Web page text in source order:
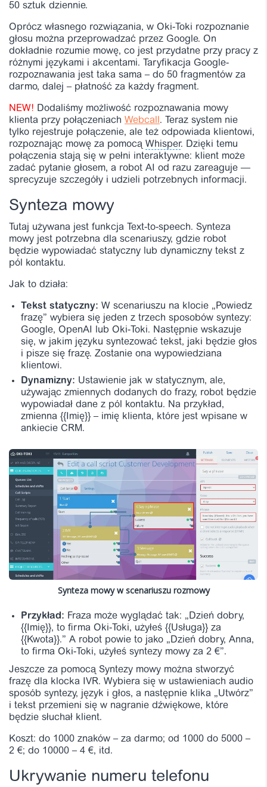
50 sztuk dziennie.
Oprócz własnego rozwiązania, w Oki-Toki rozpoznanie
głosu można przeprowadzać przez Google. On
dokładnie rozumie mowę, co jest przydatne przy pracy z
różnymi językami i akcentami. Taryfikacja Google-
rozpoznawania jest taka sama – do 50 fragmentów za
darmo, dalej – płatność za każdy fragment.
NEW! Dodaliśmy możliwość rozpoznawania mowy
klienta przy połączeniach Webcall. Teraz system nie
tylko rejestruje połączenie, ale też odpowiada klientowi,
rozpoznając mowę za pomocą Whisper. Dzięki temu
połączenia stają się w pełni interaktywne: klient może
zadać pytanie głosem, a robot AI od razu zareaguje —
sprecyzuje szczegóły i udzieli potrzebnych informacji.
Synteza mowy
Tutaj używana jest funkcja Text-to-speech. Synteza
mowy jest potrzebna dla scenariuszy, gdzie robot
będzie wypowiadać statyczny lub dynamiczny tekst z
pól kontaktu.
Jak to działa:
Tekst statyczny: W scenariuszu na klocie „Powiedz
frazę” wybiera się jeden z trzech sposobów syntezy:
Google, OpenAI lub Oki-Toki. Następnie wskazuje
się, w jakim języku syntezować tekst, jaki będzie głos
i pisze się frazę. Zostanie ona wypowiedziana
klientowi.
Dynamizny: Ustawienie jak w statycznym, ale,
używając zmiennych dodanych do frazy, robot będzie
wypowiadał dane z pól kontaktu. Na przykład,
zmienna {{Imię}} – imię klienta, które jest wpisane w
ankiecie CRM.
Synteza mowy w scenariuszu rozmowy
Przykład: Fraza może wyglądać tak: „Dzień dobry,
{{Imię}}, to firma Oki-Toki, użyłeś {{Usługa}} za
{{Kwota}}.” A robot powie to jako „Dzień dobry, Anna,
to firma Oki-Toki, użyłeś syntezy mowy za 2 €”.
Jeszcze za pomocą Syntezy mowy można stworzyć
frazę dla klocka IVR. Wybiera się w ustawieniach audio
sposób syntezy, język i głos, a następnie klika „Utwórz”
i tekst przemieni się w nagranie dźwiękowe, które
będzie słuchał klient.
Koszt: do 1000 znaków – za darmo; od 1000 do 5000 –
2 €; do 10000 – 4 €, itd.
Ukrywanie numeru telefonu